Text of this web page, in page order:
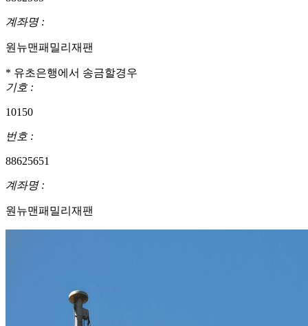
계좌명 :
원뉴맨패밀리재팬
* 유초은행에서 송금할경우
기호 :
10150
번호 :
88625651
계좌명 :
원뉴맨패밀리재팬